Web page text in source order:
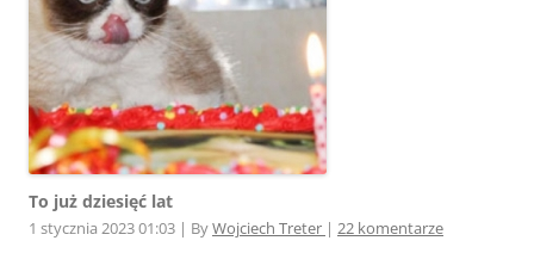
To już dziesięć lat
1 stycznia 2023 01:03 | ByWojciech Treter | 22 komentarze